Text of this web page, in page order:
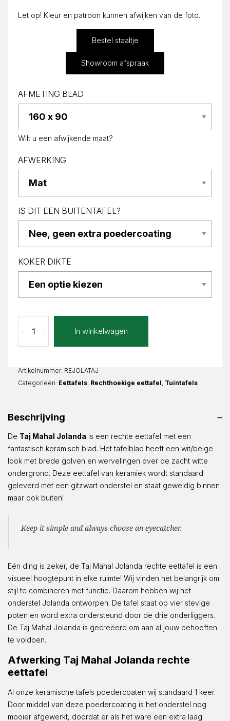
Let op! Kleur en patroon kunnen afwijken van de foto.
Bestel staaltje
Showroom afspraak
AFMETING BLAD
Wilt u een afwijkende maat?
AFWERKING
IS DIT EEN BUITENTAFEL?
KOKER DIKTE
Mahal
Jolanda
aantal
+
- In winkelwagen
Artikelnummer: REJOLATAJ
Categorieën: Eettafels Rechthoekige eettafel Tuintafels
Beschrijving
De Taj Mahal Jolanda is een rechte eettafel met een
fantastisch keramisch blad. Het tafelblad heeft een wit/beige
look met brede golven en wervelingen over de zacht witte
ondergrond. Deze eettafel van keramiek wordt standaard
geleverd met een gitzwart onderstel en staat geweldig binnen
maar ook buiten!
Keep it simple and always choose an eyecatcher.
Eén ding is zeker, de Taj Mahal Jolanda rechte eettafel is een
visueel hoogtepunt in elke ruimte! Wij vinden het belangrijk om
stijl te combineren met functie. Daarom hebben wij het
onderstel Jolanda ontworpen. De tafel staat op vier stevige
poten en word extra ondersteund door de drie onderliggers.
De Taj Mahal Jolanda is gecreëerd om aan al jouw behoeften
te voldoen.
Afwerking Taj Mahal Jolanda rechte
eettafel
Al onze keramische tafels poedercoaten wij standaard 1 keer.
Door middel van deze poedercoating is het onderstel nog
mooier afgewerkt, doordat er als het ware een extra laag